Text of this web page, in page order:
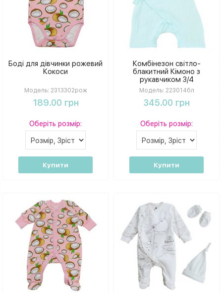
Боді для дівчинки рожевий
Кокоси
Модель: 2313302рож
189.00 грн
Оберіть розмір:
Купити
Комбінезон світло-
блакитний Кімоно з
рукавчиком 3/4
Модель: 223014бл
345.00 грн
Оберіть розмір:
Купити